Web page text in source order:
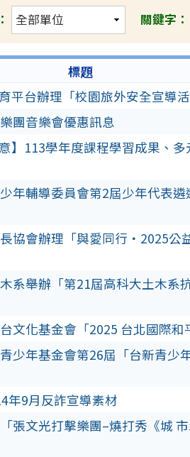
關鍵字：
標題
平台辦理「校園旅外安全宣導
團音樂會優惠訊息
】113學年度課程學習成果、
少年輔導委員會第2屆少年代表
協會辦理「與愛同行・2025公
系舉辦「第21屆高科大土木系
文化基金會「2025 台北國際和
少年基金會第26屆「台新青少
年9月反詐宣導素材
張文光打擊樂團–燒打秀《城